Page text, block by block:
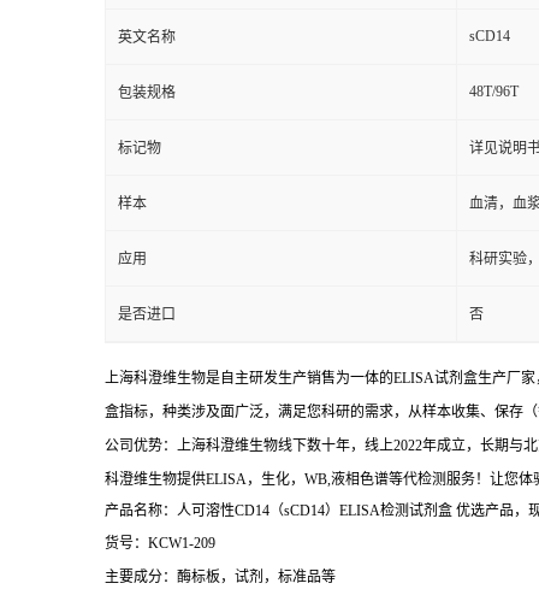
英文名称 sCD14
包装规格 48T/96T
标记物 详见说明
样本 血清，血
应用 科研实验
是否进口 否
上海科澄维生物是自主研发生产销售为一体的ELISA试剂盒生产厂
盒指标，种类涉及面广泛，满足您科研的需求，从样本收集、保存
公司优势：上海科澄维生物线下数十年，线上2022年成立，长期与
科澄维生物提供ELISA，生化，WB,液相色谱等代检测服务！让您体
产品名称：人可溶性CD14（sCD14）ELISA检测试剂盒 优选产品，
货号：KCW1-209
主要成分：酶标板，试剂，标准品等